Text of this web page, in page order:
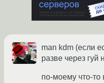
man kdm (если
разве через гуй
по-моему что-то